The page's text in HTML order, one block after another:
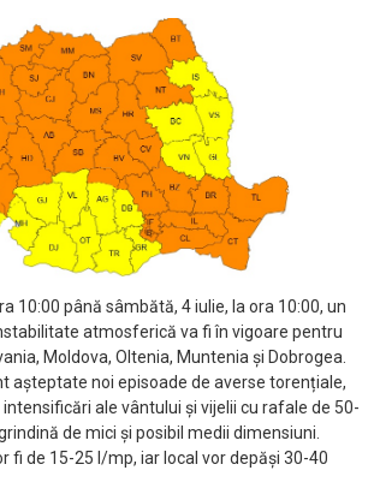
10:00 până sâmbătă, 4 iulie, la ora 10:00, un
atmosferică va fi în vigoare pentru
Moldova, Oltenia, Muntenia și Dobrogea.
așteptate noi episoade de averse torențiale,
ale vântului și vijelii cu rafale de 50-
de mici și posibil medii dimensiuni.
fi de 15-25 l/mp, iar local vor depăși 30-40